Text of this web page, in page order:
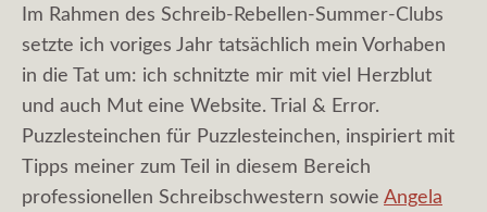
Im Rahmen des Schreib-Rebellen-Summer-Clubs
setzte ich voriges Jahr tatsächlich mein Vorhaben
in die Tat um: ich schnitzte mir mit viel Herzblut
und auch Mut eine Website. Trial & Error.
Puzzlesteinchen für Puzzlesteinchen, inspiriert mit
Tipps meiner zum Teil in diesem Bereich
professionellen Schreibschwestern sowie Angela